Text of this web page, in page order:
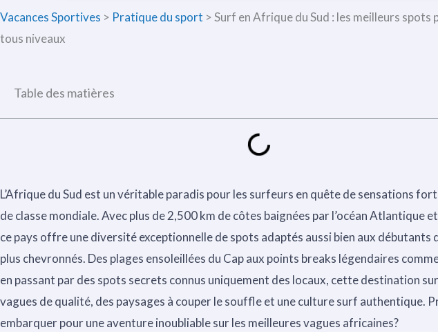
Vacances Sportives > Pratique du sport >Surf en Afrique du Sud : les meilleurs spots
tous niveaux
Table des matières
L’Afrique du Sud est un véritable paradis pour les surfeurs en quête de sensations
de classe mondiale. Avec plus de 2,500 km de côtes baignées par l’océan Atlantique et
ce pays offre une diversité exceptionnelle de spots adaptés aussi bien aux débutants
plus chevronnés. Des plages ensoleillées du Cap aux points breaks légendaires
en passant par des spots secrets connus uniquement des locaux, cette destination
vagues de qualité, des paysages à couper le souffle et une culture surf authentique.
embarquer pour une aventure inoubliable sur les meilleures vagues africaines?